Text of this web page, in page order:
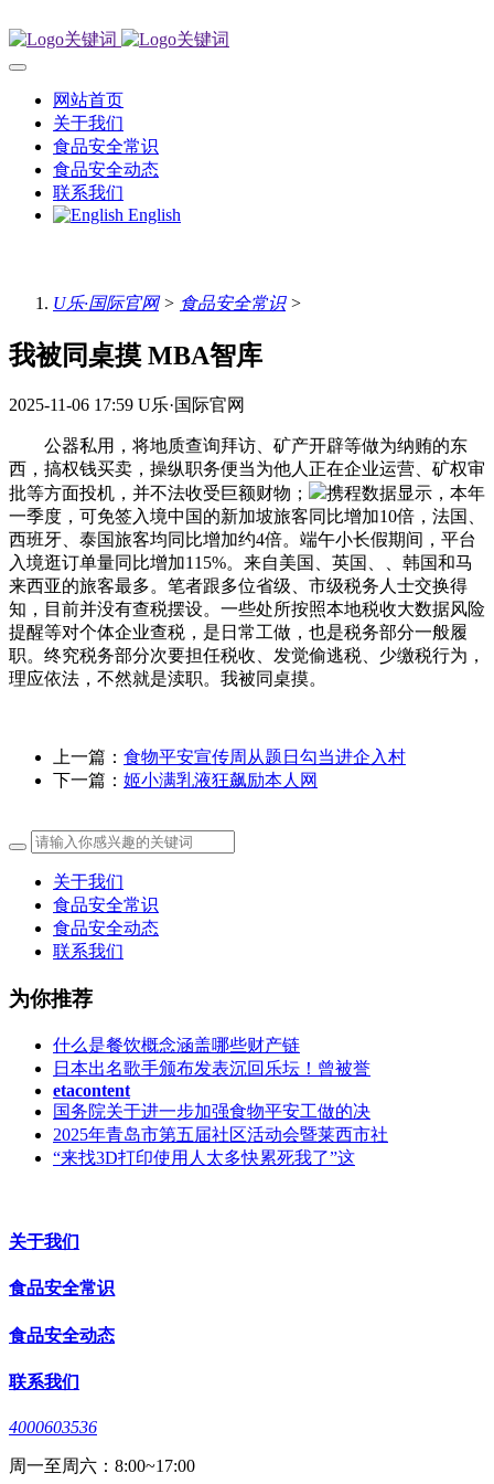
网站首页
关于我们
食品安全常识
食品安全动态
联系我们
English
U乐·国际官网> 食品安全常识>
我被同桌摸 MBA智库
2025-11-06 17:59 U乐·国际官网
公器私用，将地质查询拜访、矿产开辟等做为纳贿的东
西，搞权钱买卖，操纵职务便当为他人正在企业运营、矿权审
批等方面投机，并不法收受巨额财物；
携程数据显示，本年
一季度，可免签入境中国的新加坡旅客同比增加10倍，法国、
西班牙、泰国旅客均同比增加约4倍。端午小长假期间，平台
入境逛订单量同比增加115%。来自美国、英国、、韩国和马
来西亚的旅客最多。笔者跟多位省级、市级税务人士交换得
知，目前并没有查税摆设。一些处所按照本地税收大数据风险
提醒等对个体企业查税，是日常工做，也是税务部分一般履
职。终究税务部分次要担任税收、发觉偷逃税、少缴税行为，
理应依法，不然就是渎职。我被同桌摸。
上一篇： 食物平安宣传周从题日勾当进企入村
下一篇： 姬小满乳液狂飙励本人网
关于我们
食品安全常识
食品安全动态
联系我们
为你推荐
什么是餐饮概念涵盖哪些财产链
日本出名歌手颁布发表沉回乐坛！曾被誉
etacontent
国务院关于进一步加强食物平安工做的决
2025年青岛市第五届社区活动会暨莱西市社
“来找3D打印使用人太多快累死我了”这
关于我们
食品安全常识
食品安全动态
联系我们
4000603536
周一至周六：8:00~17:00